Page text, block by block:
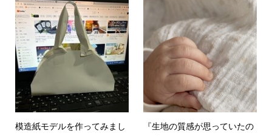
模造紙モデルを作ってみまし
『生地の質感が思っていたの